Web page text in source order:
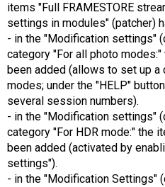
items "Full FRAMESTORE
settings in modules" (patcher)
- in the "Modification settings"
category "For all photo
been added (allows to set up
modes; under the "HELP"
several session numbers).
- in the "Modification settings"
category "For HDR mode:" the
been added (activated by
settings").
- in the "Modification Settings"